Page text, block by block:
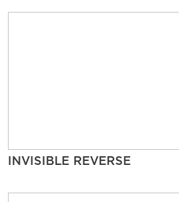
INVISIBLE REVERSE